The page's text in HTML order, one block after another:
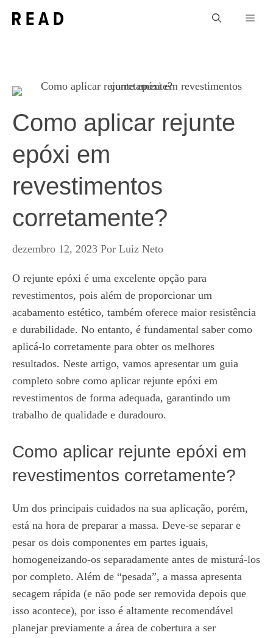
para
Como aplicar rejunte
epóxi em
revestimentos
corretamente?
dezembro 12, 2023 Por Luiz Neto
O rejunte epóxi é uma excelente opção para
revestimentos, pois além de proporcionar um
acabamento estético, também oferece maior resistência
e durabilidade. No entanto, é fundamental saber como
aplicá-lo corretamente para obter os melhores
resultados. Neste artigo, vamos apresentar um guia
completo sobre como aplicar rejunte epóxi em
revestimentos de forma adequada, garantindo um
trabalho de qualidade e duradouro.
Como aplicar rejunte epóxi em
revestimentos corretamente?
Um dos principais cuidados na sua aplicação, porém,
está na hora de preparar a massa. Deve-se separar e
pesar os dois componentes em partes iguais,
homogeneizando-os separadamente antes de misturá-los
por completo. Além de “pesada”, a massa apresenta
secagem rápida (e não pode ser removida depois que
isso acontece), por isso é altamente recomendável
planejar previamente a área de cobertura a ser